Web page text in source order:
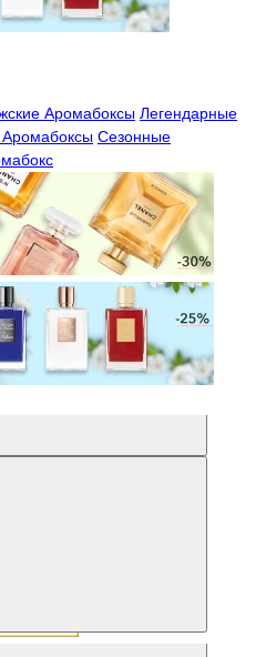
Аромабоксы Легендарные
Сезонные